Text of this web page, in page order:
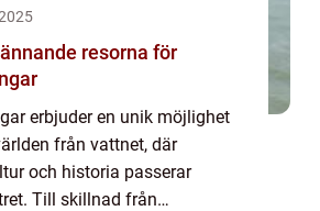
resorna för
erbjuder en unik möjlighet
från vattnet, där
och historia passerar
Till skillnad från